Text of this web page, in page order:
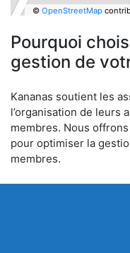
© OpenStreetMap
Pourquoi
gestion de
Kananas soutient les
l’organisation de leurs
membres. Nous
pour optimiser la
membres.